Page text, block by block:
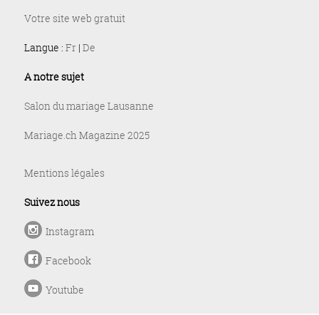
Votre site web gratuit
Langue : Fr | De
A notre sujet
Salon du mariage Lausanne
Mariage.ch Magazine 2025
Mentions légales
Suivez nous
Instagram
Facebook
Youtube